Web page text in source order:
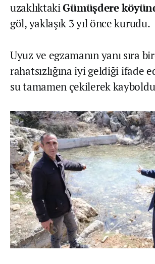
uzaklıktakiGümüşdere
göl, yaklaşık 3 yıl önce kurudu.
Uyuz ve egzamanın yanı sıra
rahatsızlığına iyi geldiği ifade
su tamamen çekilerek